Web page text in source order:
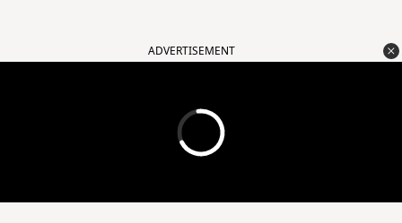
ADVERTISEMENT